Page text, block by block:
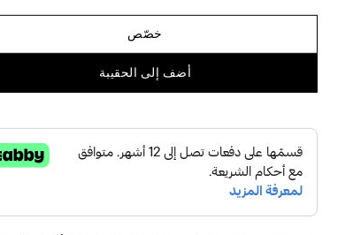
خصّص
أضف إلى الحقيبة